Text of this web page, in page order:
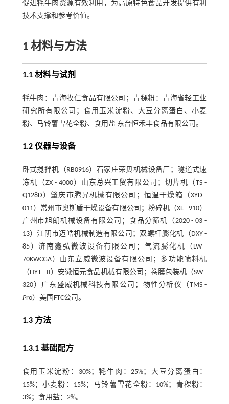
促进牦牛肉资源有效利用，为高原特色食品开发提供有利
技术支撑和参考价值。
1 材料与方法
1.1 材料与试剂
牦牛肉：青海牧仁食品有限公司；青稞粉：青海省轻工业
研究所有限公司；食用玉米淀粉、大豆分离蛋白、小麦
粉、马铃薯雪花全粉、食用盐 东台恒禾丰食品有限公司。
1.2 仪器与设备
卧式搅拌机（RB0916）石家庄荣贝机械设备厂；隧道式速
冻机（ZX - 4000）山东总兴工贸有限公司；切片机（TS -
Q128D）肇庆市腾昇机械有限公司；恒温干燥箱（XYD -
011）常州市奥斯盾干燥设备有限公司；粉碎机（XL - 910）
广州市旭朗机械设备有限公司；食品分筛机（2020 - 03 -
13）江阴市迈皓机械制造有限公司；双螺杆膨化机（DXY -
85）济南鑫弘微波设备有限公司；气流膨化机（LW -
70KWCGA）山东立威微波设备有限公司；多功能喷料机
（HYT - II）安徽恒元食品机械有限公司；卷膜包装机（SW -
320）广东盛威机械科技有限公司；物性分析仪（TMS -
Pro）美国FTC公司。
1.3 方法
1.3.1 基础配方
食用玉米淀粉：30%；牦牛肉：25%；大豆分离蛋白：
15%；小麦粉：15%；马铃薯雪花全粉：10%；青稞粉：
3%；食用盐：2%。